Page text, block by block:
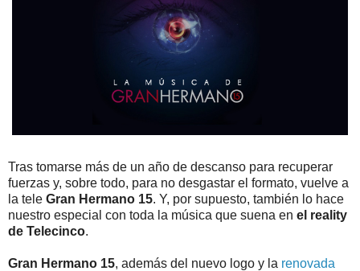
Tras tomarse más de un año de descanso para recuperar
fuerzas y, sobre todo, para no desgastar el formato, vuelve a
la tele Gran Hermano 15. Y, por supuesto, también lo hace
nuestro especial con toda la música que suena en el reality
de Telecinco.
Gran Hermano 15, además del nuevo logo y la renovada